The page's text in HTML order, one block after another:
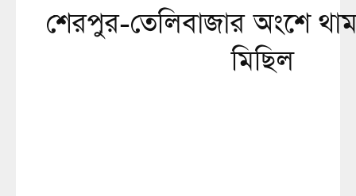
শেরপুর-তেলিবাজার অংশে
মিছিল